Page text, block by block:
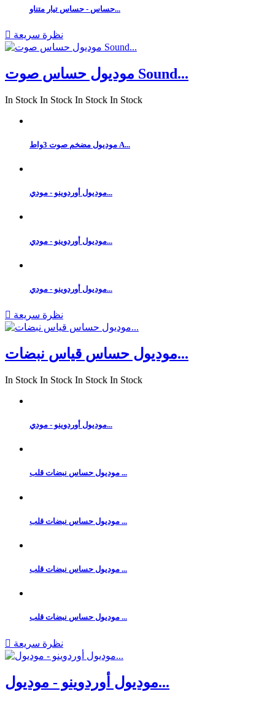
حساس - حساس تيار متناو...
 نظرة سريعة
موديول حساس صوت Sound...
In Stock In Stock In Stock In Stock
موديول مضخم صوت 3واط A...
موديول أوردوينو - مودي...
موديول أوردوينو - مودي...
موديول أوردوينو - مودي...
 نظرة سريعة
موديول حساس قياس نبضات...
In Stock In Stock In Stock In Stock
موديول أوردوينو - مودي...
موديول حساس نبضات قلب ...
موديول حساس نبضات قلب ...
موديول حساس نبضات قلب ...
موديول حساس نبضات قلب ...
 نظرة سريعة
موديول أوردوينو - موديول...